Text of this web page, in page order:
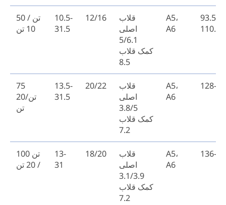
50 تن /
10 تن
10.5-
31.5
12/16
قلاب
اصلی
5/6.1
کمک قلاب
8.5
A5،
A6
93.5-
110.5
75
تن/20
تن
13.5-
31.5
20/22
قلاب
اصلی
3.8/5
کمک قلاب
7.2
A5،
A6
128-
100 تن
/ 20 تن
13-
31
18/20
قلاب
اصلی
3.1/3.9
کمک قلاب
7.2
A5،
A6
136-